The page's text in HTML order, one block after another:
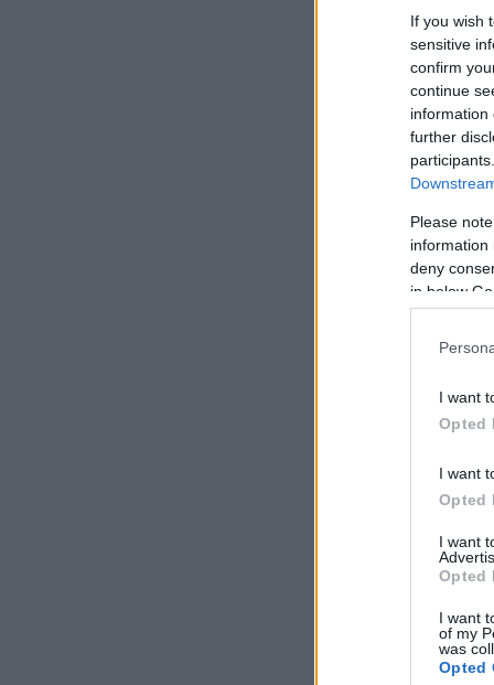
If you wish
sensitive
confirm
continue
information
further
Please
information
deny
in below
I want
Opted
I want
Opted
I want
Opted
I want
of my
was
Opted